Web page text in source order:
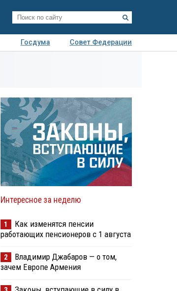
Госдума
Совет Федерации
Интересное за неделю
1
Как изменятся пенсии
работающих пенсионеров с 1 августа
2
Владимир Джабаров — о том,
зачем Европе Армения